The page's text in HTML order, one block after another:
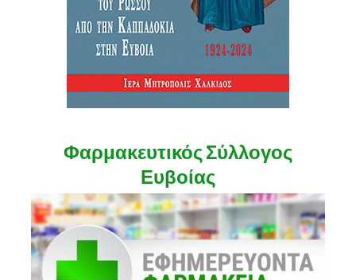
Φαρμακευτικός Σύλλογος
Ευβοίας